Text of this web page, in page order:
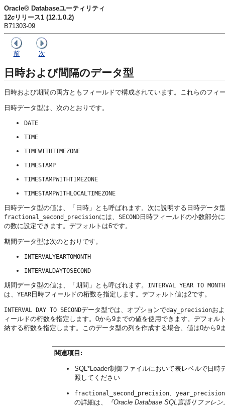
Oracle® Databaseユーティリティ
12c リリース1 (12.1.0.2)
B71303-09
前 次
日時および間隔のデータ型
日時および期間の両方ともフィールドで構成されています。これらのフィ
日時データ型は、次のとおりです。
DATE
TIME
TIMEWITHTIMEZONE
TIMESTAMP
TIMESTAMPWITHTIMEZONE
TIMESTAMPWITHLOCALTIMEZONE
日時データ型の値は、「日時」とも呼ばれます。次に説明する日時データ
fractional_second_precisionには、 SECOND日時フィールドの小数部分
の数に設定できます。デフォルトは6です。
期間データ型は次のとおりです。
INTERVALYEARTOMONTH
INTERVALDAYTOSECOND
期間データ型の値は、「期間」とも呼ばれます。 INTERVAL YEAR TO MONTH
は、 YEAR日時フィールドの桁数を指定します。デフォルト値は2です。
INTERVAL DAY TO SECONDデータ型では、オプションでday_precisionお
ィールドの桁数を指定します。0から9までの値を使用できます。デフォル
納する桁数を指定します。このデータ型の列を作成する場合、値は0から
関連項目:
SQL*Loader制御ファイルにおいて表レベルで日時
照してください
fractional_second_precision、 year_precision
の詳細は、
『Oracle Database SQL言語リファレン